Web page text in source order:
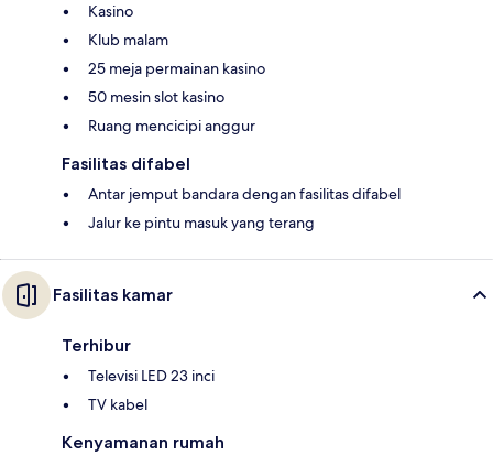
Kasino
Klub malam
25 meja permainan kasino
50 mesin slot kasino
Ruang mencicipi anggur
Fasilitas difabel
Antar jemput bandara dengan fasilitas difabel
Jalur ke pintu masuk yang terang
Fasilitas kamar
Terhibur
Televisi LED 23 inci
TV kabel
Kenyamanan rumah